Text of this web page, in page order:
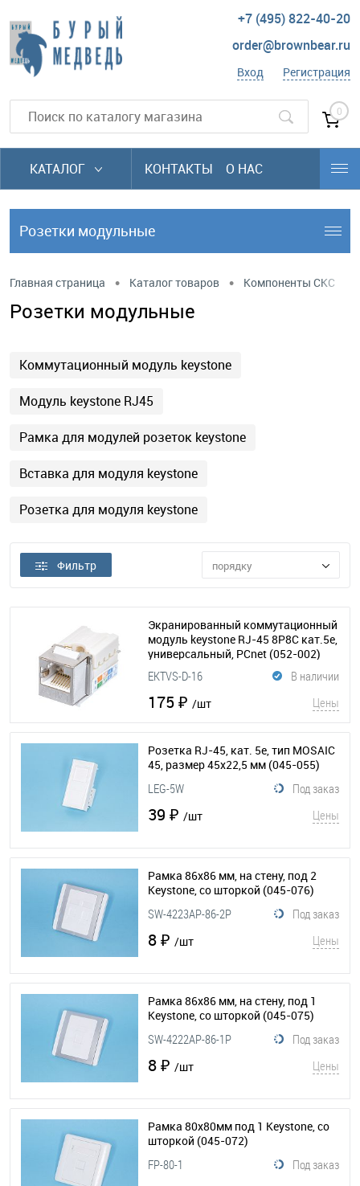
+7 (495) 822-40-20
order@brownbear.ru
Вход Регистрация
0
КАТАЛОГ КОНТАКТЫ О НАС
Розетки модульные
Главная страница • Каталог товаров • Компоненты СКС
Розетки модульные
Коммутационный модуль keystone
Модуль keystone RJ45
Рамка для модулей розеток keystone
Вставка для модуля keystone
Розетка для модуля keystone
Фильтр порядку
Экранированный коммутационный
модуль keystone RJ-45 8P8C кат.5e,
универсальный, PCnet (052-002)
В наличии
EKTVS-D-16
175 ₽ /шт Цены
Розетка RJ-45, кат. 5е, тип MOSAIC
45, размер 45х22,5 мм (045-055)
Под заказ
LEG-5W
39 ₽ /шт Цены
Рамка 86х86 мм, на стену, под 2
Keystone, со шторкой (045-076)
Под заказ
SW-4223AP-86-2P
8 ₽ /шт Цены
Рамка 86х86 мм, на стену, под 1
Keystone, со шторкой (045-075)
Под заказ
SW-4222AP-86-1P
8 ₽ /шт Цены
Рамка 80х80мм под 1 Keystone, со
шторкой (045-072)
Под заказ
FP-80-1